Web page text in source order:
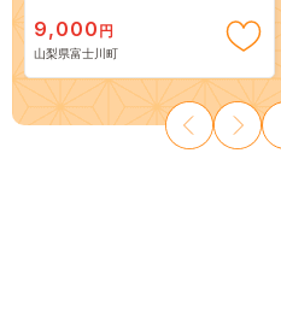
３房） フルーツ 山梨県産 果
物 くだもの シャイン マスカ
ット ぶどう ブドウ 葡萄 大粒
種なし 先行予約 富士川町
10000円 一万円 9000円 九千円
9,000 円
山梨県富士川町